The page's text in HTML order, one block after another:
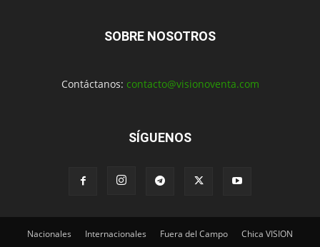
SOBRE NOSOTROS
Contáctanos: contacto@visionoventa.com
SÍGUENOS
Nacionales Internacionales Fuera del Campo Chica VISION